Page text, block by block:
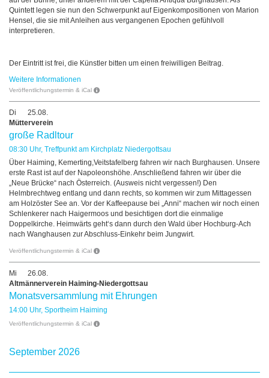
Quintett legen sie nun den Schwerpunkt auf Eigenkompositionen von Marion
Hensel, die sie mit Anleihen aus vergangenen Epochen gefühlvoll
interpretieren.
Der Eintritt ist frei, die Künstler bitten um einen freiwilligen Beitrag.
Weitere Informationen
Veröffentlichungstermin & iCal
Di
25.08.
Mütterverein
große Radltour
08:30 Uhr, Treffpunkt am Kirchplatz Niedergottsau
Über Haiming, Kemerting,Veitstafelberg fahren wir nach Burghausen. Unsere
erste Rast ist auf der Napoleonshöhe. Anschließend fahren wir über die
„Neue Brücke“ nach Österreich. (Ausweis nicht vergessen!) Den
Helmbrechtweg entlang und dann rechts, so kommen wir zum Mittagessen
am Holzöster See an. Vor der Kaffeepause bei „Anni“ machen wir noch einen
Schlenkerer nach Haigermoos und besichtigen dort die einmalige
Doppelkirche. Heimwärts geht‘s dann durch den Wald über Hochburg-Ach
nach Wanghausen zur Abschluss-Einkehr beim Jungwirt.
Veröffentlichungstermin & iCal
Mi
26.08.
Altmännerverein Haiming-Niedergottsau
Monatsversammlung mit Ehrungen
14:00 Uhr, Sportheim Haiming
Veröffentlichungstermin & iCal
September 2026